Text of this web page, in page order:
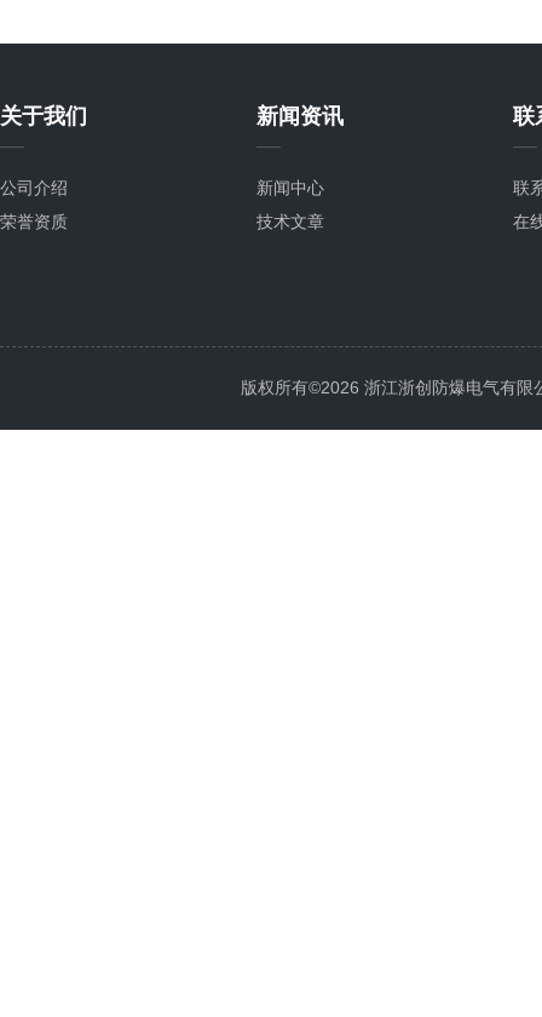
关于我们
公司介绍
荣誉资质
新闻资讯
新闻中心
技术文章
联
联
在
版权所有©2026 浙江浙创防爆电气有